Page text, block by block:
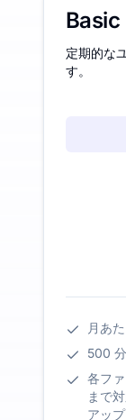
Basic
定期的な
す。
月あ
500
各フ
まで
アッ